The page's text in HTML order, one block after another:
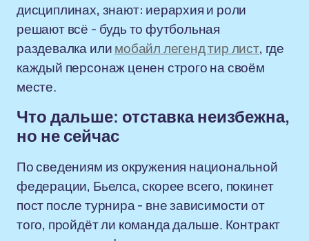
дисциплинах, знают: иерархия и роли
решают всё - будь то футбольная
раздевалка илимобайл легенд тир лист, где
каждый персонаж ценен строго на своём
месте.
Что дальше: отставка неизбежна,
но не сейчас
По сведениям из окружения национальной
федерации, Бьелса, скорее всего, покинет
пост после турнира - вне зависимости от
того, пройдёт ли команда дальше. Контракт